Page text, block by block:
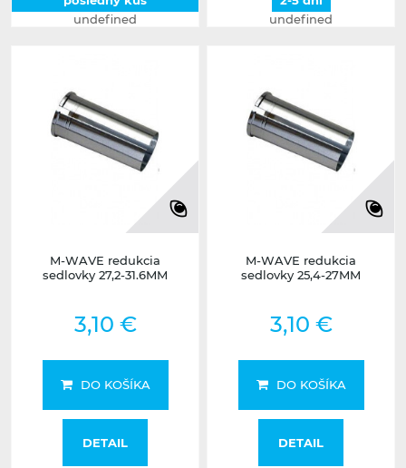
undefined
undefined
M-WAVE redukcia
sedlovky 27,2-31.6MM
3,10 €
DO KOŠÍKA
DETAIL
M-WAVE redukcia
sedlovky 25,4-27MM
3,10 €
DO KOŠÍKA
DETAIL